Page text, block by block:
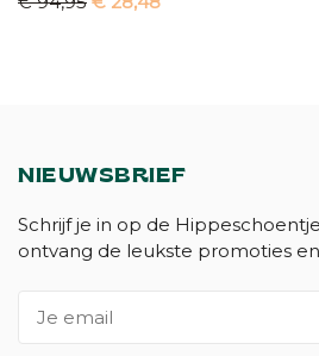
NIEUWSBRIEF
Schrijf je in op de
ontvang de leukste promoties